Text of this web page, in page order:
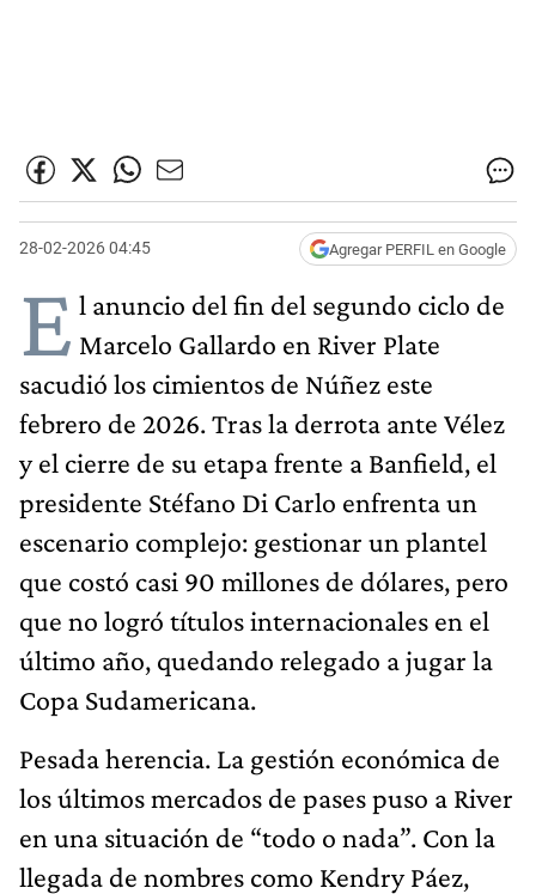
28-02-2026 04:45 Agregar PERFIL en Google
E l anuncio del fin del segundo ciclo de
Marcelo Gallardo en River Plate
sacudió los cimientos de Núñez este
febrero de 2026. Tras la derrota ante Vélez
y el cierre de su etapa frente a Banfield, el
presidente Stéfano Di Carlo enfrenta un
escenario complejo: gestionar un plantel
que costó casi 90 millones de dólares, pero
que no logró títulos internacionales en el
último año, quedando relegado a jugar la
Copa Sudamericana.
Pesada herencia. La gestión económica de
los últimos mercados de pases puso a River
en una situación de “todo o nada”. Con la
llegada de nombres como Kendry Páez,